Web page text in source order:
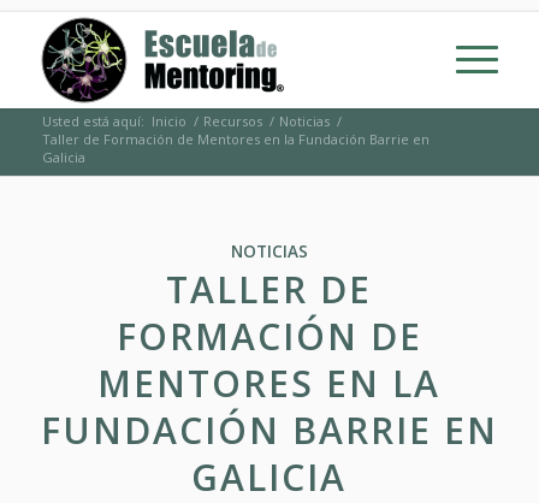
Usted está aquí: Inicio / Recursos / Noticias /
Taller de Formación de Mentores en la Fundación Barrie en
Galicia
NOTICIAS
TALLER DE
FORMACIÓN DE
MENTORES EN LA
FUNDACIÓN BARRIE EN
GALICIA